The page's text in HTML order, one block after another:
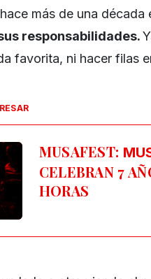
más de una década
responsabilidades.
favorita, ni hacer filas
MUSAFEST:
CELEBRAN 7
HORAS